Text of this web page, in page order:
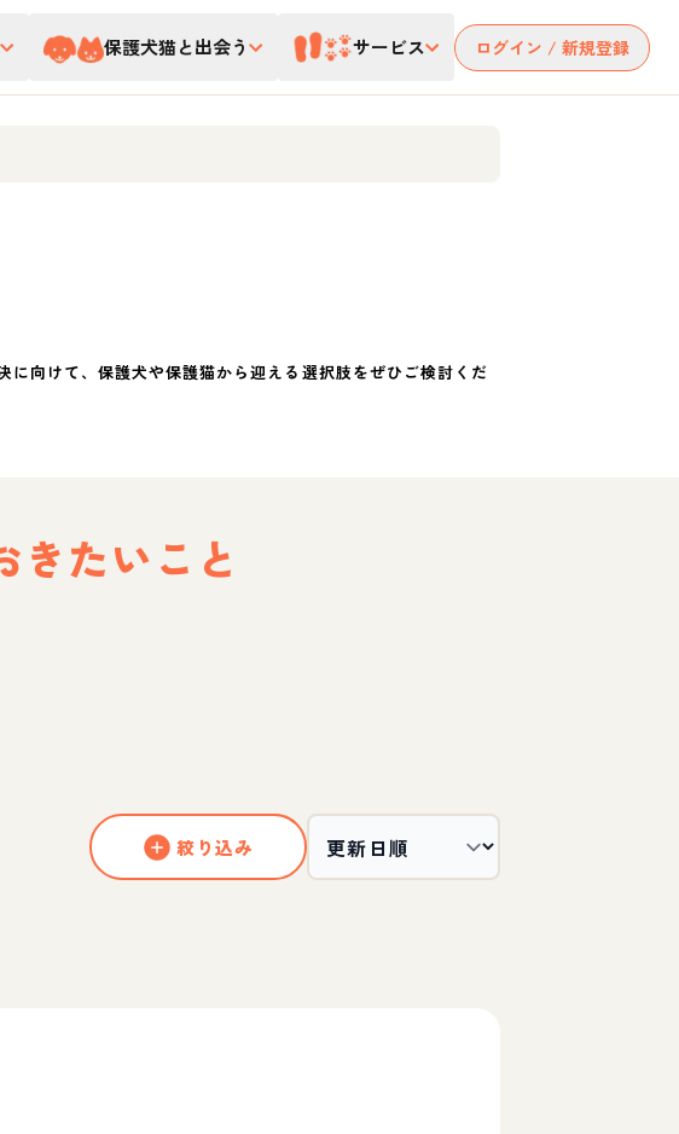
保護犬猫と出会う サービス ログイン / 新規登録
向けて、保護犬や保護猫から迎える選択肢をぜひご検討くだ
きたいこと
絞り込み